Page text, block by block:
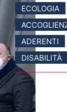
ECOLOGIA
ADERENTI
DISABILITÀ